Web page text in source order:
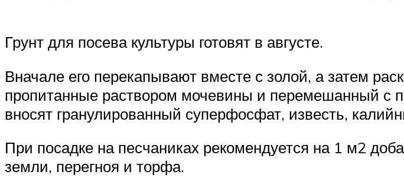
Грунт для посева культуры готовят в августе.
Вначале его перекапывают вместе с золой, а затем
пропитанные раствором мочевины и перемешанный с
вносят гранулированный суперфосфат, известь,
При посадке на песчаниках рекомендуется на 1 м2
земли, перегноя и торфа.